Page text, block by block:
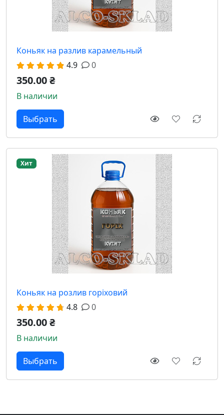
Коньяк на разлив карамельный
4.9
0
350.00 ₴
В наличии
Выбрать
Хит
Коньяк на розлив горіховий
4.8
0
350.00 ₴
В наличии
Выбрать